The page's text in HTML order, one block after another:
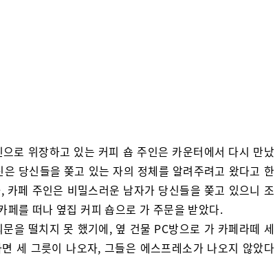
로 위장하고 있는 커피 숍 주인은 카운터에서 다시 만났
당신들을 쫒고 있는 자의 정체를 알려주려고 왔다고 한
카페 주인은 비밀스러운 남자가 당신들을 쫒고 있으니 조
페를 떠나 옆집 커피 숍으로 가 주문을 받았다.
을 떨치지 못 했기에, 옆 건물 PC방으로 가 카페라떼 세
세 그릇이 나오자, 그들은 에스프레소가 나오지 않았다